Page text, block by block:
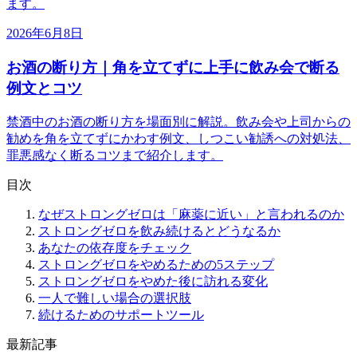
ます。
2026年6月8日
お酒の断り方｜角を立てずに上手に飲み会で断る
例文とコツ
禁酒中のお酒の断り方を場面別に解説。飲み会や上司からの
勧めを角を立てずにかわす例文、しつこい勧誘への対処法、
罪悪感なく断るコツまで紹介します。
目次
なぜストロングゼロは「麻薬に近い」と言われるのか
ストロングゼロを飲み続けるとどうなるか
あなたの依存度をチェック
ストロングゼロをやめるための5ステップ
ストロングゼロをやめた後に訪れる変化
一人で難しい場合の選択肢
続けるためのサポートツール
最新記事